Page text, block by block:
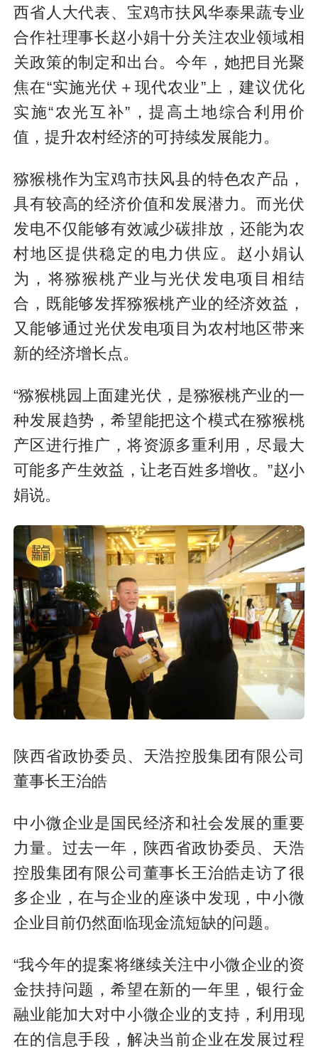
西省人大代表、宝鸡市扶风华泰果蔬专业
合作社理事长赵小娟十分关注农业领域相
关政策的制定和出台。今年，她把目光聚
焦在“实施光伏＋现代农业”上，建议优化
实施“农光互补”，提高土地综合利用价
值，提升农村经济的可持续发展能力。
猕猴桃作为宝鸡市扶风县的特色农产品，
具有较高的经济价值和发展潜力。而光伏
发电不仅能够有效减少碳排放，还能为农
村地区提供稳定的电力供应。赵小娟认
为，将猕猴桃产业与光伏发电项目相结
合，既能够发挥猕猴桃产业的经济效益，
又能够通过光伏发电项目为农村地区带来
新的经济增长点。
“猕猴桃园上面建光伏，是猕猴桃产业的一
种发展趋势，希望能把这个模式在猕猴桃
产区进行推广，将资源多重利用，尽最大
可能多产生效益，让老百姓多增收。”赵小
娟说。
陕西省政协委员、天浩控股集团有限公司
董事长王治皓
中小微企业是国民经济和社会发展的重要
力量。过去一年，陕西省政协委员、天浩
控股集团有限公司董事长王治皓走访了很
多企业，在与企业的座谈中发现，中小微
企业目前仍然面临现金流短缺的问题。
“我今年的提案将继续关注中小微企业的资
金扶持问题，希望在新的一年里，银行金
融业能加大对中小微企业的支持，利用现
在的信息手段，解决当前企业在发展过程